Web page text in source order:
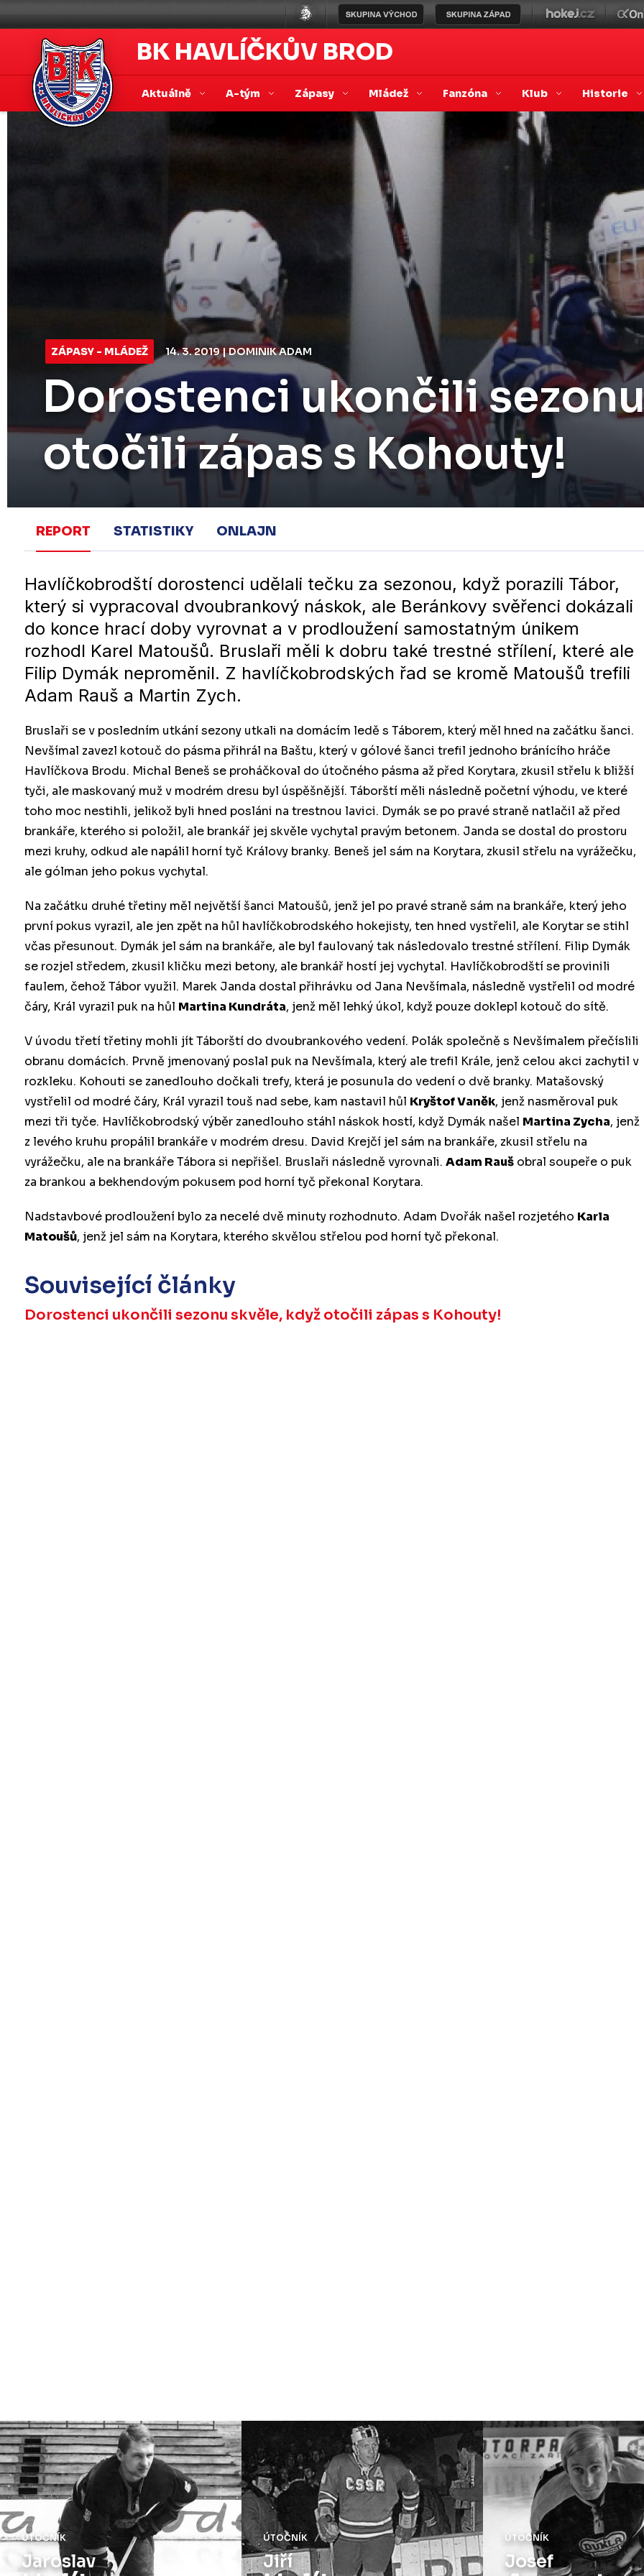
BK HAVLÍČKŮV BROD
Aktuálně A-tým Zápasy Mládež Fanzóna Klub Historie
ZÁPASY - MLÁDEŽ 14. 3. 2019 | DOMINIK ADAM
Dorostenci ukončili
otočili zápas s Kohouty!
REPORT STATISTIKY ONLAJN
Havlíčkobrodští dorostenci udělali tečku za sezonou, když porazili Tábor,
který si vypracoval dvoubrankový náskok, ale Beránkovy svěřenci dokázali
do konce hrací doby vyrovnat a v prodloužení samostatným únikem
rozhodl Karel Matoušů. Bruslaři měli k dobru také trestné střílení, které ale
Filip Dymák neproměnil. Z havlíčkobrodských řad se kromě Matoušů trefili
Adam Rauš a Martin Zych.
Bruslaři se v posledním utkání sezony utkali na domácím ledě s Táborem, který měl hned na začátku šanci.
Nevšímal zavezl kotouč do pásma přihrál na Baštu, který v gólové šanci trefil jednoho bránícího hráče
Havlíčkova Brodu. Michal Beneš se proháčkoval do útočného pásma až před Korytara, zkusil střelu k bližší
tyči, ale maskovaný muž v modrém dresu byl úspěšnější. Táborští měli následně početní výhodu, ve které
toho moc nestihli, jelikož byli hned posláni na trestnou lavici. Dymák se po pravé straně natlačil až před
brankáře, kterého si položil, ale brankář jej skvěle vychytal pravým betonem. Janda se dostal do prostoru
mezi kruhy, odkud ale napálil horní tyč Královy branky. Beneš jel sám na Korytara, zkusil střelu na vyrážečku,
ale gólman jeho pokus vychytal.
Na začátku druhé třetiny měl největší šanci Matoušů, jenž jel po pravé straně sám na brankáře, který jeho
první pokus vyrazil, ale jen zpět na hůl havlíčkobrodského hokejisty, ten hned vystřelil, ale Korytar se stihl
včas přesunout. Dymák jel sám na brankáře, ale byl faulovaný tak následovalo trestné střílení. Filip Dymák
se rozjel středem, zkusil kličku mezi betony, ale brankář hostí jej vychytal. Havlíčkobrodští se provinili
faulem, čehož Tábor využil. Marek Janda dostal přihrávku od Jana Nevšímala, následně vystřelil od modré
čáry, Král vyrazil puk na hůl Martina Kundráta, jenž měl lehký úkol, když pouze doklepl kotouč do sítě.
V úvodu třetí třetiny mohli jít Táborští do dvoubrankového vedení. Polák společně s Nevšímalem přečíslili
obranu domácích. Prvně jmenovaný poslal puk na Nevšímala, který ale trefil Krále, jenž celou akci zachytil v
rozkleku. Kohouti se zanedlouho dočkali trefy, která je posunula do vedení o dvě branky. Matašovský
vystřelil od modré čáry, Král vyrazil touš nad sebe, kam nastavil hůl Kryštof Vaněk, jenž nasměroval puk
mezi tři tyče. Havlíčkobrodský výběr zanedlouho stáhl náskok hostí, když Dymák našel Martina Zycha, jenž
z levého kruhu propálil brankáře v modrém dresu. David Krejčí jel sám na brankáře, zkusil střelu na
vyrážečku, ale na brankáře Tábora si nepřišel. Bruslaři následně vyrovnali. Adam Rauš obral soupeře o puk
za brankou a bekhendovým pokusem pod horní tyč překonal Korytara.
Nadstavbové prodloužení bylo za necelé dvě minuty rozhodnuto. Adam Dvořák našel rozjetého Karla
Matoušů, jenž jel sám na Korytara, kterého skvělou střelou pod horní tyč překonal.
Související články
Dorostenci ukončili sezonu skvěle, když otočili zápas s Kohouty!
ÚTOČNÍK
Jiří
ÚTOČNÍK
Josef
OBRÁNCE
Milan